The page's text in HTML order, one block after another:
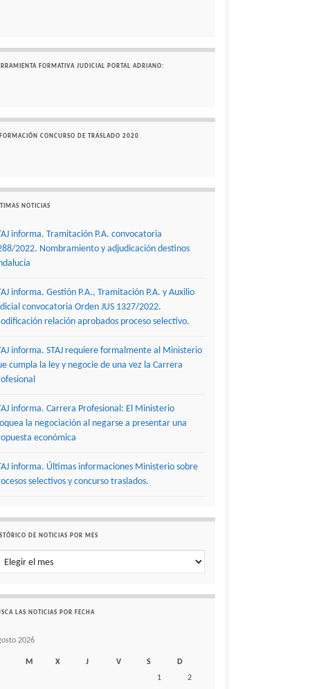
FORMATIVA JUDICIAL PORTAL ADRIANO:
CONCURSO DE TRASLADO 2020
NOTICIAS
informa. Tramitación P.A. convocatoria
2022. Nombramiento y adjudicación destinos
informa. Gestión P.A., Tramitación P.A. y Auxilio
convocatoria Orden JUS 1327/2022.
relación aprobados proceso selectivo.
informa. STAJ requiere formalmente al Ministerio
cumpla la ley y negocie de una vez la Carrera
informa. Carrera Profesional: El Ministerio
la negociación al negarse a presentar una
económica
informa. Últimas informaciones Ministerio sobre
selectivos y concurso traslados.
DE NOTICIAS POR MES
de noticias por mes
LAS NOTICIAS POR FECHA
2026
M X J V S
D
1
2